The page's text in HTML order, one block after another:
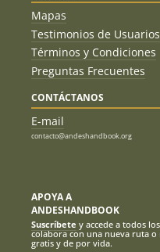
Mapas
Testimonios de Usuarios
Términos y Condiciones
Preguntas Frecuentes
CONTÁCTANOS
E-mail
contacto@andeshandbook.org
APOYA A
ANDESHANDBOOK
Suscríbete y accede a todos
colabora con una nueva ruta
gratis y de por vida.